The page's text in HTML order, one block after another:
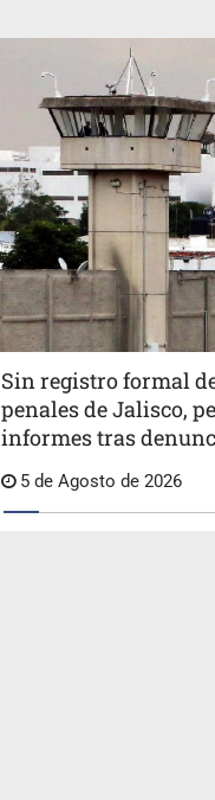
Sin registro formal
penales de Jalisco,
informes tras
5 de Agosto de 2026